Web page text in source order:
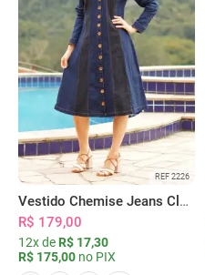
REF 2226
Vestido Chemise Jeans Clássica Serena
R$ 179,00
12x de R$ 17,30
R$ 175,00 no PIX